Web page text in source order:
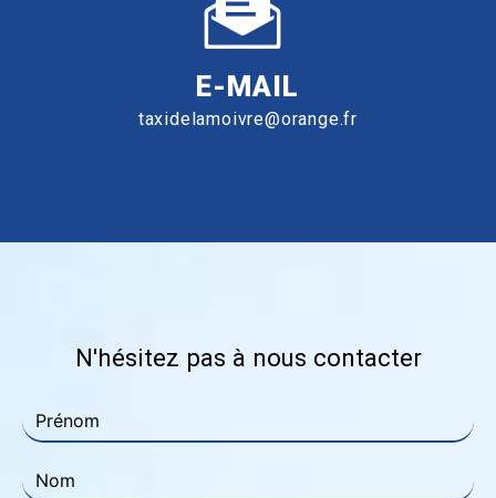
E-MAIL
taxidelamoivre@orange.fr
N'hésitez pas à nous contacter